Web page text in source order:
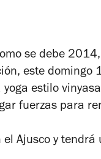
se debe
este domingo
estilo
fuerzas para
Ajusco y